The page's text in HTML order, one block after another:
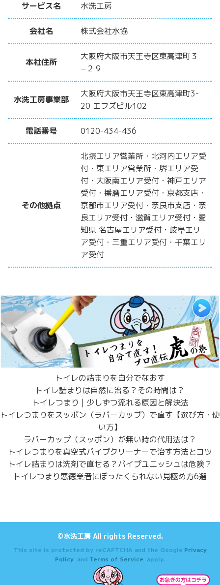
サービス名 水洗工房
会社名 株式会社水協
本社住所
大阪府大阪市天王寺区東高津町３
−２９
水洗工房事業部
大阪府大阪市天王寺区東高津町3-
20 エフズビル102
電話番号 0120-434-436
その他拠点
北摂エリア営業所・北河内エリア受
付・東エリア営業所・堺エリア受
付・大阪南エリア受付・神戸エリア
受付・播磨エリア受付・京都支店・
京都市エリア受付・奈良市支店・奈
良エリア受付・滋賀エリア受付・愛
知県 名古屋エリア受付・岐阜エリ
ア受付・三重エリア受付・千葉エリ
ア受付
トイレの詰まりを自分でなおす
トイレ詰まりは自然に治る？その時間は？
トイレつまり | 少しずつ流れる原因と解決法
トイレつまりをスッポン（ラバーカップ）で直す【選び方・使
い方】
ラバーカップ（スッポン）が無い時の代用法は？
トイレつまりを真空式パイプクリーナーで治す方法とコツ
トイレ詰まりは洗剤で直せる？パイプユニッシュは危険？
トイレつまり悪徳業者にぼったくられない見極め方6選
©水洗工房 All rights Reserved.
This site is protected by reCAPTCHA and the Google Privacy
Policy and Terms of Service apply.